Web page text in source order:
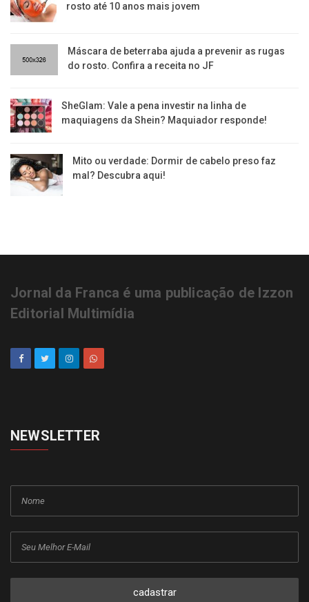
rosto até 10 anos mais jovem
Máscara de beterraba ajuda a prevenir as rugas
do rosto. Confira a receita no JF
SheGlam: Vale a pena investir na linha de
maquiagens da Shein? Maquiador responde!
Mito ou verdade: Dormir de cabelo preso faz
mal? Descubra aqui!
Jornal da Franca é uma publicação de Izzon
Editorial Multimídia
NEWSLETTER
cadastrar